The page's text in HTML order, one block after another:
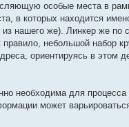
особые места в
в которых находится
нашего же). Линкер же по
небольшой набор
ориентируясь в этом
необходима для
может